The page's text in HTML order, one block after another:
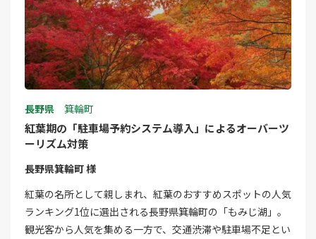
長野県 箕輪町
紅葉期の「駐車場予約システム導入」によるオーバーツ
ーリズム対策
長野県箕輪町 様
紅葉の名所として親しまれ、紅葉のおすすめスポットの人気
ランキング1位に選出される長野県箕輪町の「もみじ湖」。
観光客から人気を集める一方で、交通渋滞や駐車場不足とい